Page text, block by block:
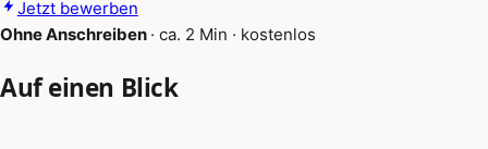
Jetzt bewerben
Ohne Anschreiben · ca. 2 Min · kostenlos
Auf einen Blick